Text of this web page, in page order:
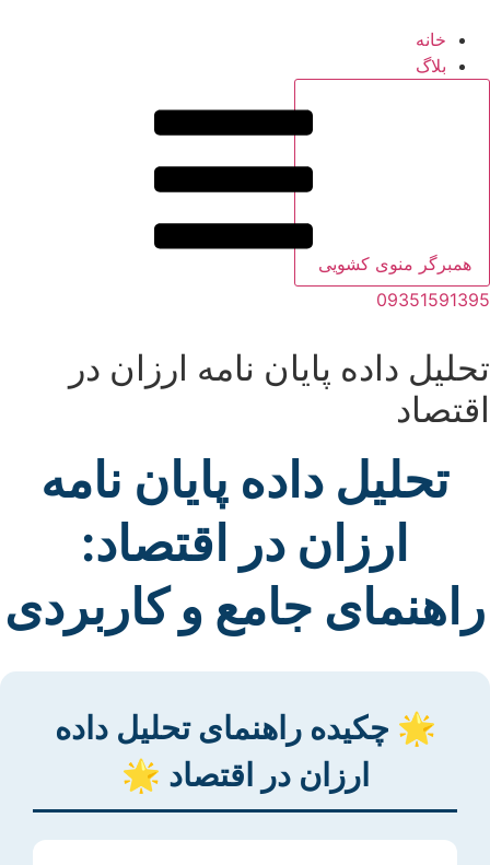
خانه
بلاگ
همبرگر منوی کشویی
09351591395
تحلیل داده پایان نامه ارزان در
اقتصاد
تحلیل داده پایان نامه
ارزان در اقتصاد:
راهنمای جامع و کاربردی
🌟 چکیده راهنمای تحلیل داده
ارزان در اقتصاد 🌟